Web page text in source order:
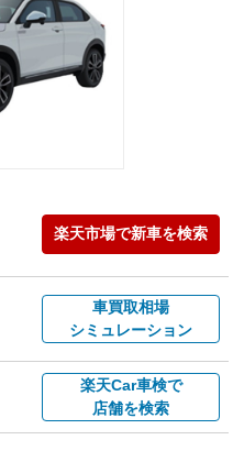
楽天市場で新車を検索
車買取相場
シミュレーション
楽天Car車検で
店舗を検索